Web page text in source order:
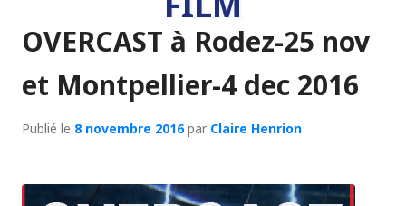
OVERCAST à Rodez-25 nov
et Montpellier-4 dec 2016
Publié le 8 novembre 2016par Claire Henrion